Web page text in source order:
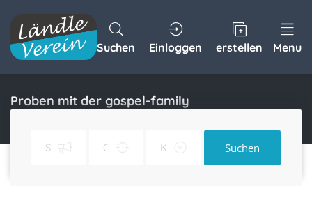
Suchen Einloggen erstellen Menu
Proben mit der gospel-family
Suchen